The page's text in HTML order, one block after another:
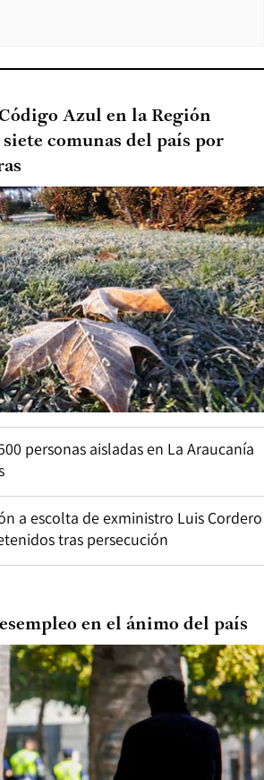
Azul en la Región
comunas del país por
personas aisladas en La Araucanía
a escolta de exministro Luis Cordero
tras persecución
en el ánimo del país